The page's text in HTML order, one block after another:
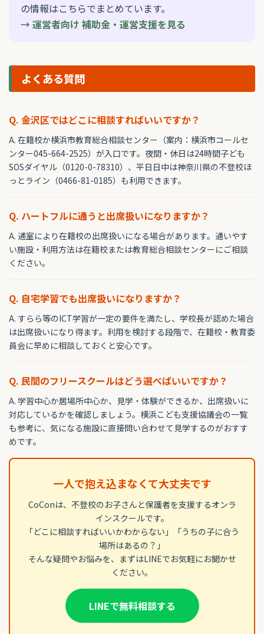
の情報はこちらでまとめています。
→ 運営者向け 補助金・運営支援を見る
よくある質問
Q. 金沢区ではどこに相談すればいいですか？
A. 在籍校か横浜市教育総合相談センター（案内：横浜市コールセ
ンター045-664-2525）が入口です。夜間・休日は24時間子ども
SOSダイヤル（0120-0-78310）、平日日中は神奈川県の不登校ほ
っとライン（0466-81-0185）も利用できます。
Q. ハートフルに通うと出席扱いになりますか？
A. 通室により在籍校の出席扱いになる場合があります。通いやす
い施設・利用方法は在籍校または教育総合相談センターにご相談
ください。
Q. 自宅学習でも出席扱いになりますか？
A. すらら等のICT学習が一定の要件を満たし、学校長が認めた場合
は出席扱いになり得ます。利用を検討する段階で、在籍校・教育委
員会に早めに相談しておくと安心です。
Q. 民間のフリースクールはどう選べばいいですか？
A. 学習中心か居場所中心か、見学・体験ができるか、出席扱いに
対応しているかを確認しましょう。横浜こども支援協議会の一覧
も参考に、気になる施設に直接問い合わせて見学するのがおすす
めです。
一人で抱え込まなくて大丈夫です
CoConは、不登校のお子さんと保護者を支援するオンラ
インスクールです。
「どこに相談すればいいかわからない」「うちの子に合う
場所はあるの？」
そんな疑問やお悩みを、まずはLINEでお気軽にお聞かせ
ください。
LINEで無料相談する